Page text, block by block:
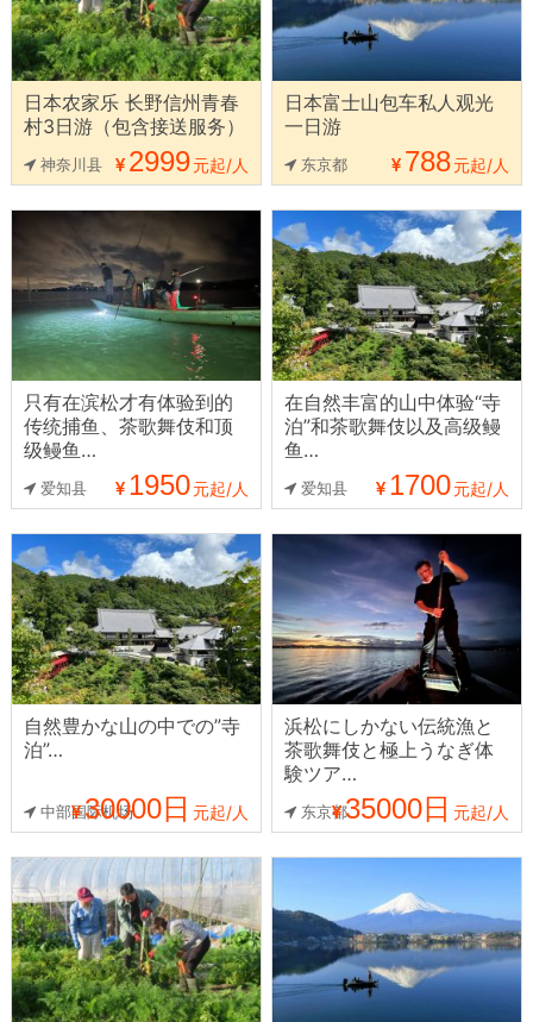
日本农家乐 长野信州青春
村3日游（包含接送服务）
神奈川县 2999元起/人
日本富士山包车私人观光
一日游
东京都 788元起/人
只有在滨松才有体验到的
传统捕鱼、茶歌舞伎和顶
级鳗鱼…
爱知县 1950元起/人
在自然丰富的山中体验“寺
泊”和茶歌舞伎以及高级鳗
鱼…
爱知县 1700元起/人
自然豊かな山の中での”寺
泊”…
中部国际机场
30000日 元起/人
浜松にしかない伝統漁と
茶歌舞伎と極上うなぎ体
験ツア…
东京都35000日 元起/人